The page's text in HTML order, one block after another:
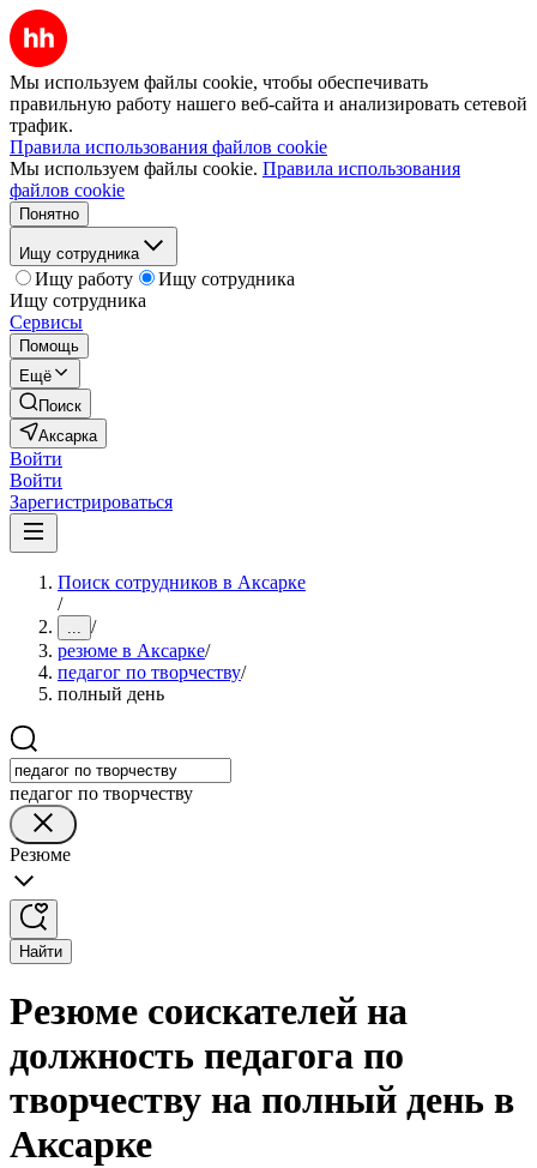
Мы используем файлы cookie, чтобы обеспечивать
правильную работу нашего веб-сайта и анализировать сетевой
трафик.
Правила использования файлов cookie
Мы используем файлы cookie. Правила использования
файлов cookie
Понятно
Ищу сотрудника
Ищу работу
Ищу сотрудника
Ищу сотрудника
Сервисы
Помощь
Ещё
Поиск
Аксарка
Войти
Войти
Зарегистрироваться
Поиск сотрудников в Аксарке
/
... /
резюме в Аксарке/
педагог по творчеству/
полный день
педагог по творчеству
Резюме
Найти
Резюме соискателей на
должность педагога по
творчеству на полный день в
Аксарке